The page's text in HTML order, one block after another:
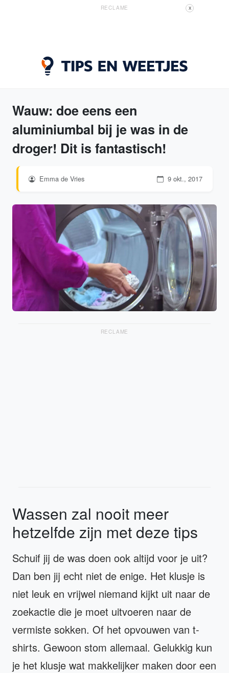
RECLAME X
Wauw: doe eens een
aluminiumbal bij je was in de
droger! Dit is fantastisch!
Emma de Vries 9 okt., 2017
RECLAME
Wassen zal nooit meer
hetzelfde zijn met deze tips
Schuif jij de was doen ook altijd voor je uit?
Dan ben jij echt niet de enige. Het klusje is
niet leuk en vrijwel niemand kijkt uit naar de
zoekactie die je moet uitvoeren naar de
vermiste sokken. Of het opvouwen van t-
shirts. Gewoon stom allemaal. Gelukkig kun
je het klusje wat makkelijker maken door een